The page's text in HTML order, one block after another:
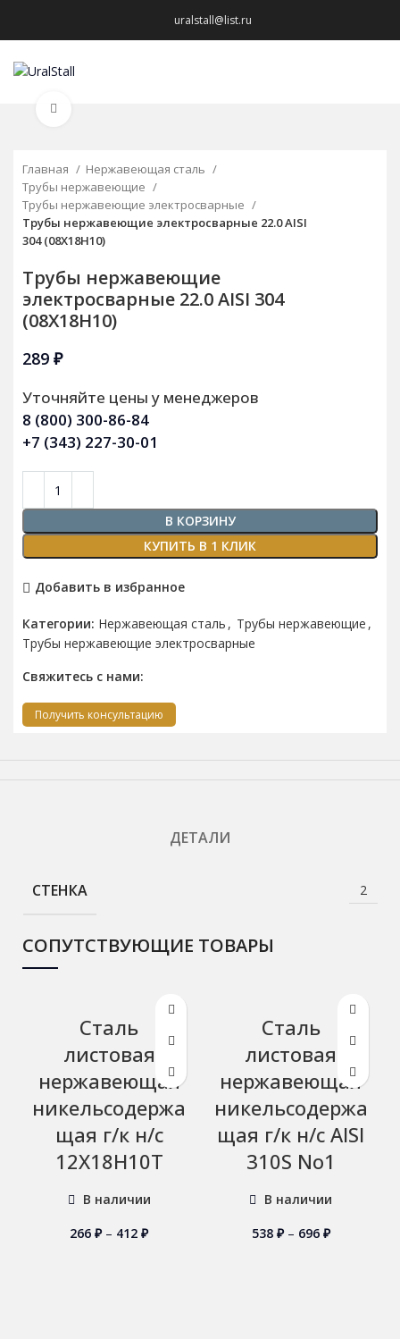
uralstall@list.ru
Главная
Нержавеющая сталь
Трубы нержавеющие
Трубы нержавеющие электросварные
Трубы нержавеющие электросварные 22.0 AISI
304 (08Х18Н10)
Трубы нержавеющие
электросварные 22.0 AISI 304
(08Х18Н10)
289 ₽
Уточняйте цены у менеджеров
8 (800) 300-86-84
+7 (343) 227-30-01
В КОРЗИНУ
КУПИТЬ В 1 КЛИК
Добавить в избранное
Категории: Нержавеющая сталь , Трубы нержавеющие ,
Трубы нержавеющие электросварные
Свяжитесь с нами:
Получить консультацию
ДЕТАЛИ
СТЕНКА 2
СОПУТСТВУЮЩИЕ ТОВАРЫ
Сталь
листовая
нержавеющая
никельсодержа
щая г/к н/с
12Х18Н10Т
В наличии
266 ₽ – 412 ₽
Сталь
листовая
нержавеющая
никельсодержа
щая г/к н/с AISI
310S No1
В наличии
538 ₽ – 696 ₽